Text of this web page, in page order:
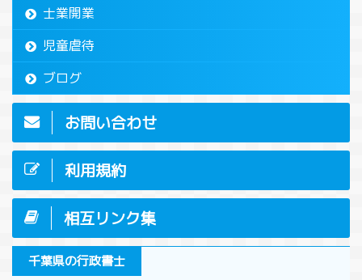
士業開業
児童虐待
ブログ
お問い合わせ
利用規約
相互リンク集
千葉県の行政書士